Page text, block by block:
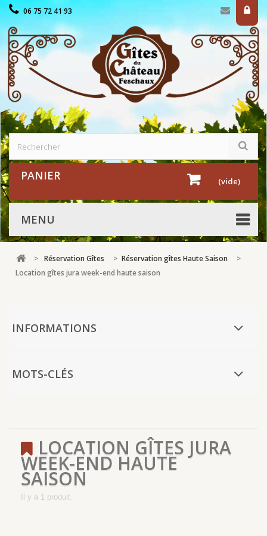
06 75 72 41 93
PANIER (vide)
MENU
> Réservation Gîtes > Réservation gîtes Haute Saison
>
Location gîtes jura week-end haute saison
INFORMATIONS
MOTS-CLÉS
LOCATION GÎTES JURA
WEEK-END HAUTE
SAISON
Il y a 1 produit.